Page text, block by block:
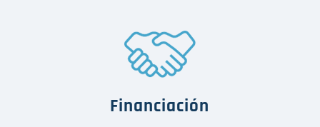
Financiación